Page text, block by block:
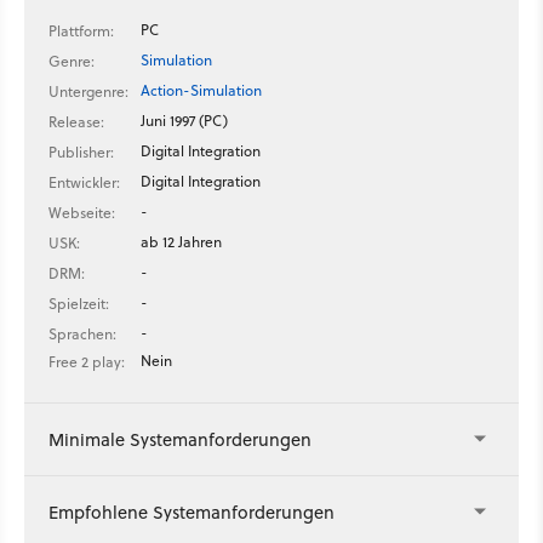
Plattform:
PC
Genre:
Simulation
Untergenre:
Action-Simulation
Release:
Juni 1997 (PC)
Publisher:
Digital Integration
Entwickler:
Digital Integration
Webseite:
-
USK:
ab 12 Jahren
DRM:
-
Spielzeit:
-
Sprachen:
-
Free 2 play:
Nein
Minimale Systemanforderungen
Empfohlene Systemanforderungen